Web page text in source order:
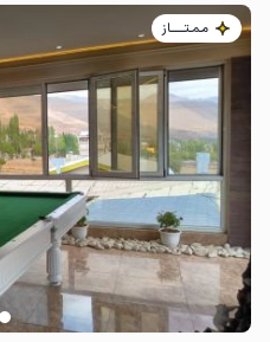
مـمـتــــــاز